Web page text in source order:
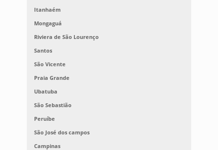
Itanhaém
Mongaguá
Riviera de São Lourenço
Santos
São Vicente
Praia Grande
Ubatuba
São Sebastião
Peruíbe
São José dos campos
Campinas